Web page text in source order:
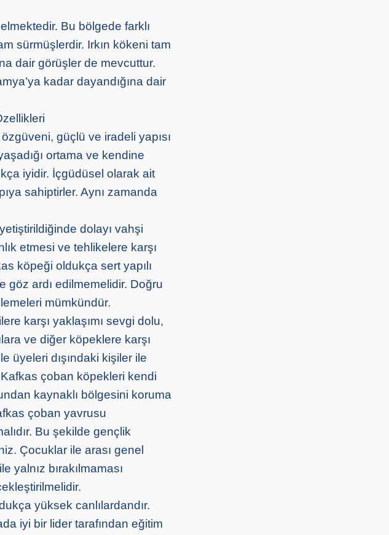
Bu bölgede farklı
sürmüşlerdir. Irkın kökeni tam
dair görüşler de mevcuttur.
kadar dayandığına dair
güçlü ve iradeli yapısı
ortama ve kendine
iyidir. İçgüdüsel olarak ait
sahiptirler. Aynı zamanda
dolayı vahşi
etmesi ve tehlikelere karşı
köpeği oldukça sert yapılı
göz ardı edilmemelidir. Doğru
mümkündür.
karşı yaklaşımı sevgi dolu,
ve diğer köpeklere karşı
üyeleri dışındaki kişiler ile
çoban köpekleri kendi
kaynaklı bölgesini koruma
çoban yavrusu
Bu şekilde gençlik
Çocuklar ile arası genel
yalnız bırakılmaması
yüksek canlılardandır.
iyi bir lider tarafından eğitim